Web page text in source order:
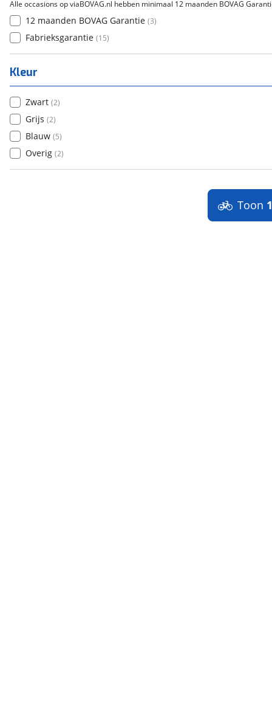
Alle occasions op viaBOVAG.nl hebben minimaal 12 maanden BOVAG
12 maanden BOVAG Garantie (3)
Fabrieksgarantie (15)
Kleur
Zwart (2)
Grijs (2)
Blauw (5)
Overig (2)
Toon